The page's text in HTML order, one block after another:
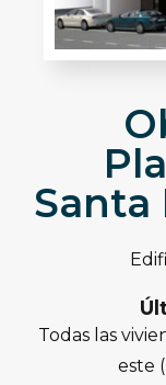
Santa
Todas las
este